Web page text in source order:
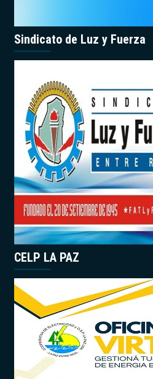
Sindicato de Luz y Fuerza
CELP LA PAZ